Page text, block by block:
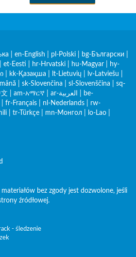
en-English pl-Polski bg-Български
et-Eesti hr-Hrvatski hu-Magyar
hy-
kk-Қазақша lt-Lietuvių lv-Latviešu
sk-Slovenčina sl-Slovenščina
sq-
am-አማርኛ ar-العربية
be-
fr-Français nl-Nederlands
rw-
tr-Türkçe mn-Монгол lo-Lao
bez zgody jest dozwolone, jeśli
źródłowej.
- śledzenie